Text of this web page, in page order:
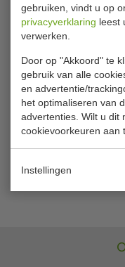
gebruiken, vindt u op
privacyverklaring leest
verwerken.
Door op "Akkoord" te
gebruik van alle
en advertentie/
het optimaliseren van
advertenties. Wilt u dit
cookievoorkeuren aan
Instellingen
Dessertmes | lengte 20
|aantal 12 stuks
OlympiaC127
€ 17,39 € 16,00
Bekijken